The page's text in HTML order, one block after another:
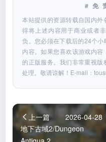
#免
本站提供的资源转载自国内
得将上述内容用于商业或者
负。您必须在下载后的24个
内容。如果您喜欢该游戏内
的正版服务。我们非常重视
处理。敬请谅解！E-mail：
上一篇
2026-04-28
地下古域2/Dungeon